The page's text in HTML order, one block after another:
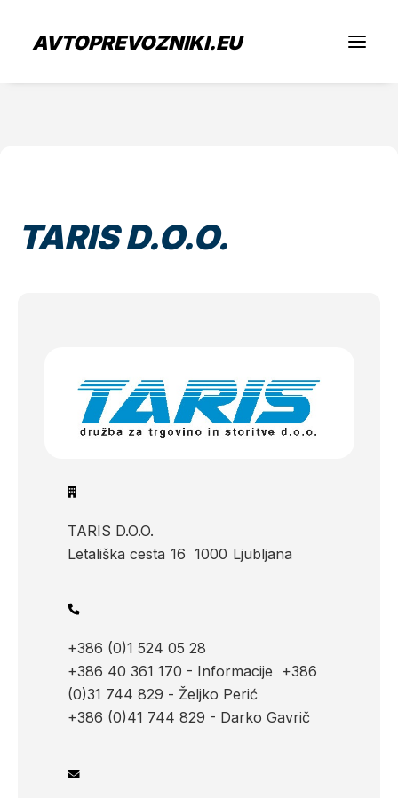
AVTOPREVOZNIKI.EU
Zaposlitev
TARIS D.O.O.
TARIS D.O.O.
Letališka cesta 16 1000 Ljubljana
+386 (0)1 524 05 28
+386 40 361 170 - Informacije +386
(0)31 744 829 - Željko Perić
+386 (0)41 744 829 - Darko Gavrič